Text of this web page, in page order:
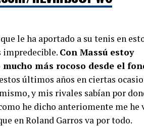
le ha aportado a su tenis en
impredecible. Con Massú estoy
más rocoso desde el
últimos años en ciertas
y mis rivales sabían por
he dicho anteriomente me he
en Roland Garros va por todo.